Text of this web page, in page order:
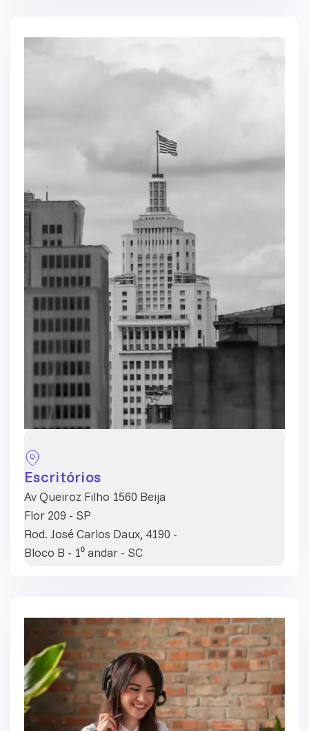
Escritórios
Av Queiroz Filho 1560 Beija
Flor 209 - SP
Rod. José Carlos Daux, 4190 -
Bloco B - 1⁰ andar - SC